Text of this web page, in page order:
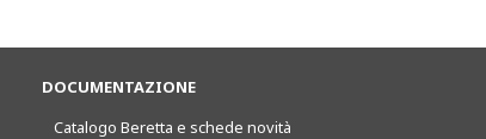
DOCUMENTAZIONE
Catalogo Beretta e schede novità